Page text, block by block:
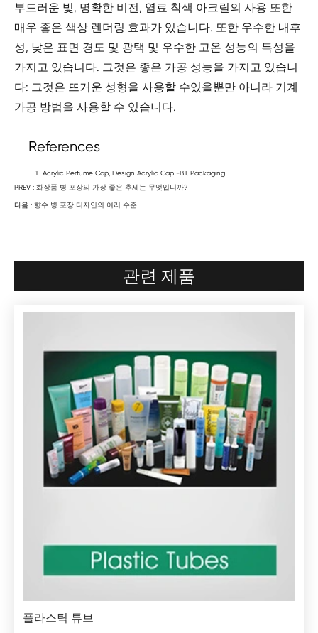
부드러운 빛, 명확한 비전, 염료 착색 아크릴의 사용 또한
매우 좋은 색상 렌더링 효과가 있습니다. 또한 우수한 내후
성, 낮은 표면 경도 및 광택 및 우수한 고온 성능의 특성을
가지고 있습니다. 그것은 좋은 가공 성능을 가지고 있습니
다: 그것은 뜨거운 성형을 사용할 수있을뿐만 아니라 기계
가공 방법을 사용할 수 있습니다.
References
Acrylic Perfume Cap, Design Acrylic Cap -B.I. Packaging
PREV : 화장품 병 포장의 가장 좋은 추세는 무엇입니까?
다음 : 향수 병 포장 디자인의 여러 수준
관련 제품
플라스틱 튜브